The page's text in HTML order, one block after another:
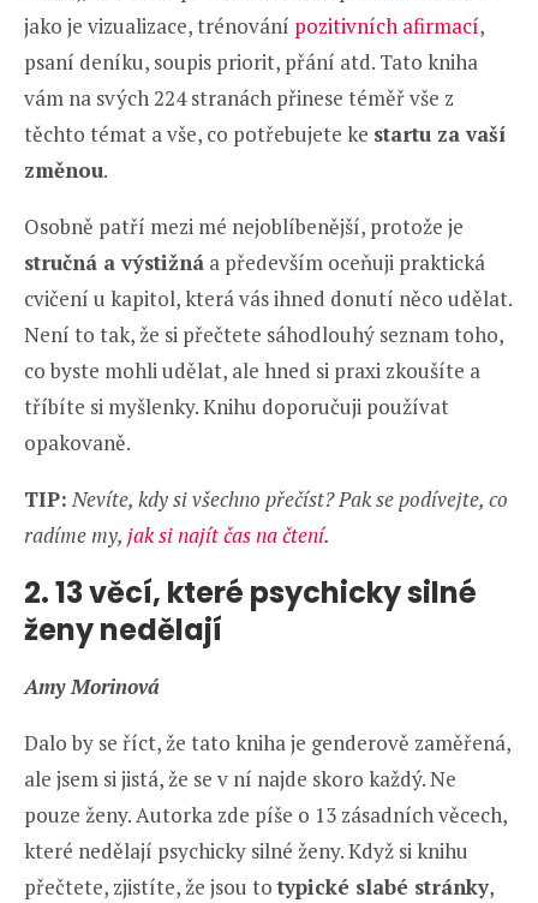
jako je vizualizace, trénování pozitivních afirmací,
psaní deníku, soupis priorit, přání atd. Tato kniha
vám na svých 224 stranách přinese téměř vše z
těchto témat a vše, co potřebujete ke startu za vaší
změnou.
Osobně patří mezi mé nejoblíbenější, protože je
stručná a výstižná a především oceňuji praktická
cvičení u kapitol, která vás ihned donutí něco udělat.
Není to tak, že si přečtete sáhodlouhý seznam toho,
co byste mohli udělat, ale hned si praxi zkoušíte a
tříbíte si myšlenky. Knihu doporučuji používat
opakovaně.
TIP: Nevíte, kdy si všechno přečíst? Pak se podívejte, co
radíme my, jak si najít čas na čtení.
2. 13 věcí, které psychicky silné
ženy nedělají
Amy Morinová
Dalo by se říct, že tato kniha je genderově zaměřená,
ale jsem si jistá, že se v ní najde skoro každý. Ne
pouze ženy. Autorka zde píše o 13 zásadních věcech,
které nedělají psychicky silné ženy. Když si knihu
přečtete, zjistíte, že jsou totypické slabé stránky,